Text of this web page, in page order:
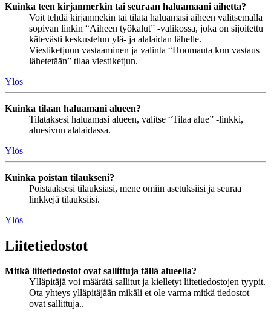
Kuinka teen kirjanmerkin tai seuraan haluamaani aihetta?
Voit tehdä kirjanmekin tai tilata haluamasi aiheen valitsemalla
sopivan linkin “Aiheen työkalut” -valikossa, joka on sijoitettu
kätevästi keskustelun ylä- ja alalaidan lähelle.
Viestiketjuun vastaaminen ja valinta “Huomauta kun vastaus
lähetetään” tilaa viestiketjun.
Ylös
Kuinka tilaan haluamani alueen?
Tilataksesi haluamasi alueen, valitse “Tilaa alue” -linkki,
aluesivun alalaidassa.
Ylös
Kuinka poistan tilaukseni?
Poistaaksesi tilauksiasi, mene omiin asetuksiisi ja seuraa
linkkejä tilauksiisi.
Ylös
Liitetiedostot
Mitkä liitetiedostot ovat sallittuja tällä alueella?
Ylläpitäjä voi määrätä sallitut ja kielletyt liitetiedostojen tyypit.
Ota yhteys ylläpitäjään mikäli et ole varma mitkä tiedostot
ovat sallittuja..